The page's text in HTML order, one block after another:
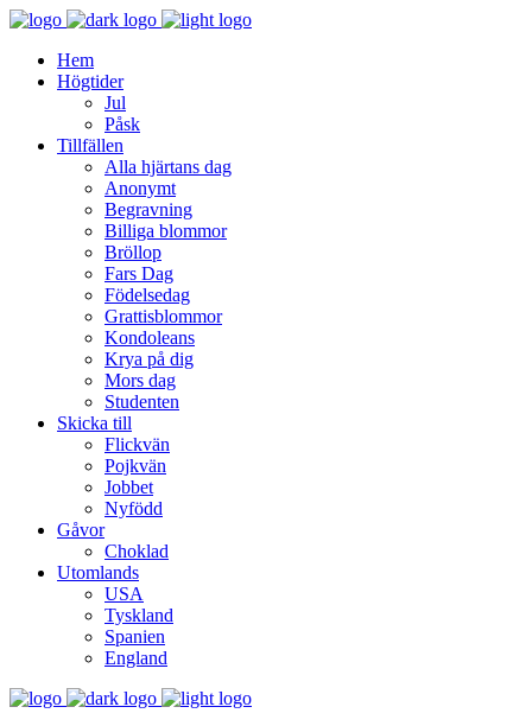
Hem
Högtider
Jul
Påsk
Tillfällen
Alla hjärtans dag
Anonymt
Begravning
Billiga blommor
Bröllop
Fars Dag
Födelsedag
Grattisblommor
Kondoleans
Krya på dig
Mors dag
Studenten
Skicka till
Flickvän
Pojkvän
Jobbet
Nyfödd
Gåvor
Choklad
Utomlands
USA
Tyskland
Spanien
England